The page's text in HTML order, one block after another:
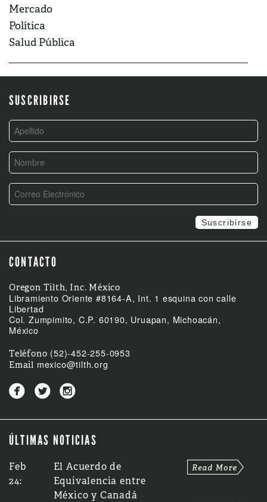
Mercado
Política
Salud Pública
SUSCRIBIRSE
CONTACTO
Oregon Tilth, Inc. México
Libramiento Oriente #8164-A, Int. 1 esquina con calle
Libertad
Col. Zumpimito, C.P. 60190, Uruapan, Michoacán,
México
Teléfono (52)-452-255-0953
Email mexico@tilth.org
  
ÚLTIMAS NOTICIAS
Feb
24:
El Acuerdo de
Equivalencia entre
México y Canadá